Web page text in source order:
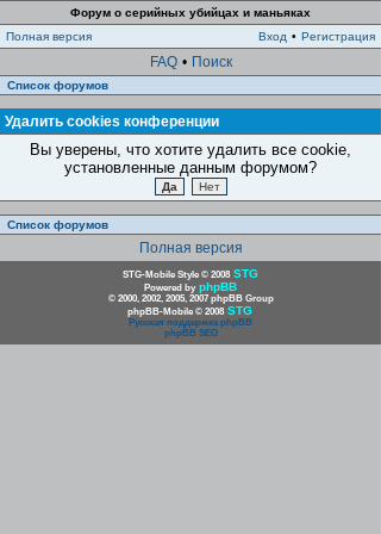
Форум о серийных убийцах и маньяках
Полная версия
Вход • Регистрация
FAQ • Поиск
Список форумов
Удалить cookies конференции
Вы уверены, что хотите удалить все cookie,
установленные данным форумом?
Список форумов
Полная версия
STG-Mobile Style © 2008 STG
Powered by phpBB
© 2000, 2002, 2005, 2007 phpBB Group
phpBB-Mobile © 2008 STG
Русская поддержка phpBB
phpBB SEO